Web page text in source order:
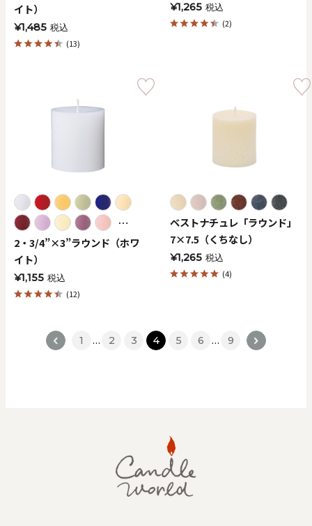
イト）
¥1,485 税込
(13)
¥1,265 税込
(2)
⋯
2・3/4”×3”ラウンド（ホワ
イト）
¥1,155 税込
(12)
ベストナチュレ「ラウンド」
7×7.5（くちなし）
¥1,265 税込
(4)
< 1 … 2 3 4 5 6 … 9 >